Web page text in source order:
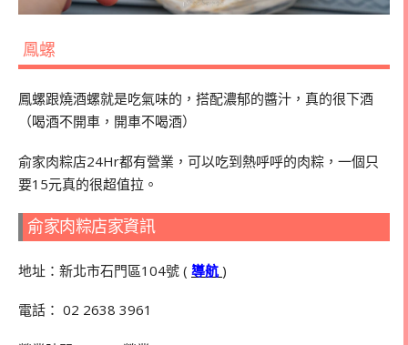
鳳螺
鳳螺跟燒酒螺就是吃氣味的，搭配濃郁的醬汁，真的很下酒
（喝酒不開車，開車不喝酒）
俞家肉粽店24Hr都有營業，可以吃到熱呼呼的肉粽，一個只
要15元真的很超值拉。
俞家肉粽店家資訊
地址：新北市石門區104號 ( 導航 )
電話： 02 2638 3961